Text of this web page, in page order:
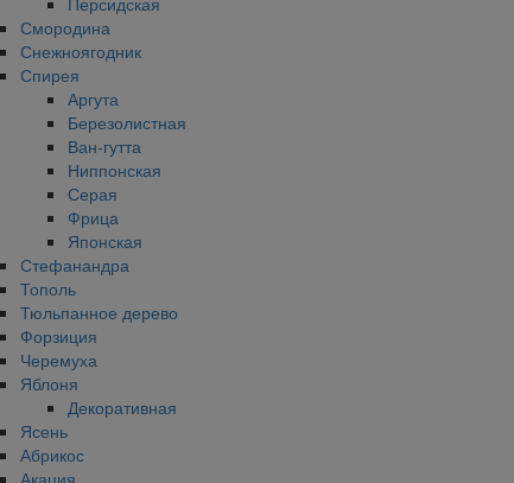
Смородина
Снежноягодник
Спирея
Аргута
Березолистная
Ван-гутта
Ниппонская
Серая
Фрица
Японская
Стефанандра
Тополь
Тюльпанное дерево
Форзиция
Черемуха
Яблоня
Декоративная
Ясень
Абрикос
Акация